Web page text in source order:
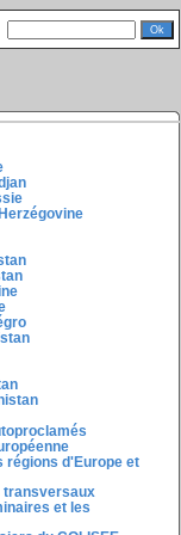
régions d'Europe et
transversaux
et les